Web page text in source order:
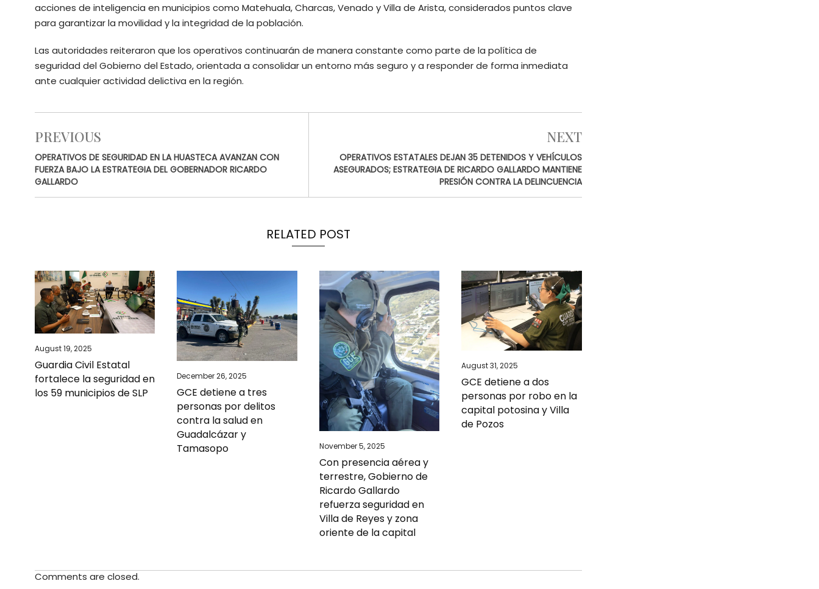
acciones de inteligencia en municipios como Matehuala, Charcas, Venado y Villa de Arista, considerados puntos clave
para garantizar la movilidad y la integridad de la población.
Las autoridades reiteraron que los operativos continuarán de manera constante como parte de la política de
seguridad del Gobierno del Estado, orientada a consolidar un entorno más seguro y a responder de forma inmediata
ante cualquier actividad delictiva en la región.
PREVIOUS
OPERATIVOS DE SEGURIDAD EN LA HUASTECA AVANZAN CON
FUERZA BAJO LA ESTRATEGIA DEL GOBERNADOR RICARDO
GALLARDO
NEXT
OPERATIVOS ESTATALES DEJAN 35 DETENIDOS Y VEHÍCULOS
ASEGURADOS; ESTRATEGIA DE RICARDO GALLARDO MANTIENE
PRESIÓN CONTRA LA DELINCUENCIA
RELATED POST
August 19, 2025
Guardia Civil Estatal
fortalece la seguridad en
los 59 municipios de SLP
December 26, 2025
GCE detiene a tres
personas por delitos
contra la salud en
Guadalcázar y
Tamasopo
November 5, 2025
Con presencia aérea y
terrestre, Gobierno de
Ricardo Gallardo
refuerza seguridad en
Villa de Reyes y zona
oriente de la capital
August 31, 2025
GCE detiene a dos
personas por robo en la
capital potosina y Villa
de Pozos
Comments are closed.